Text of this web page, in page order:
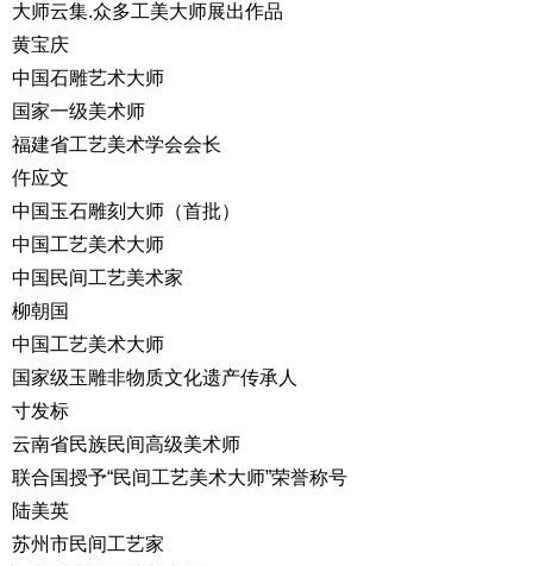
大师云集.众多工美大师展出作品
黄宝庆
中国石雕艺术大师
国家一级美术师
福建省工艺美术学会会长
仵应文
中国玉石雕刻大师（首批）
中国工艺美术大师
中国民间工艺美术家
柳朝国
中国工艺美术大师
国家级玉雕非物质文化遗产传承人
寸发标
云南省民族民间高级美术师
联合国授予“民间工艺美术大师”荣誉称号
陆美英
苏州市民间工艺家